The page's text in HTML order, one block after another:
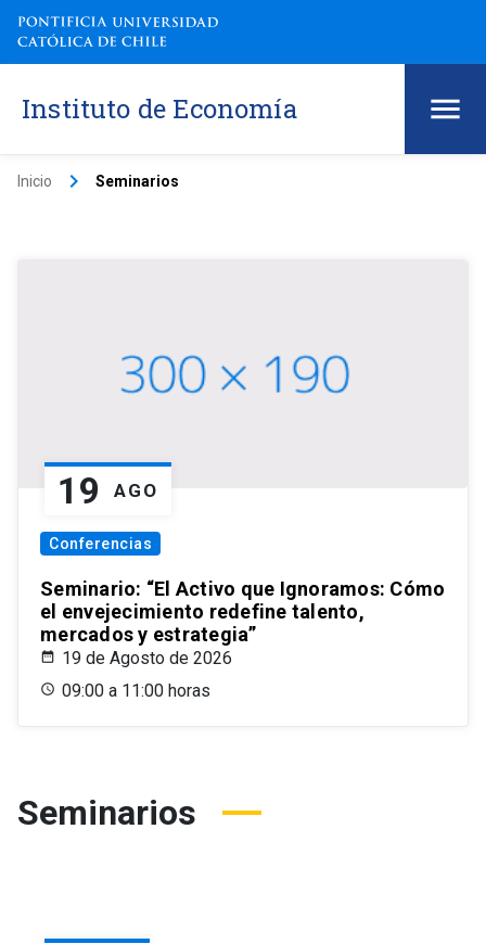
Instituto de Economía
Inicio keyboard_arrow_right Seminarios
19 AGO
Conferencias
Seminario: “El Activo que Ignoramos: Cómo
el envejecimiento redefine talento,
mercados y estrategia”
19 de Agosto de 2026
09:00 a 11:00 horas
Seminarios